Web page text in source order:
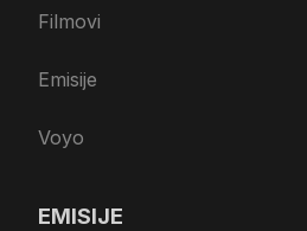
Filmovi
Emisije
Voyo
EMISIJE